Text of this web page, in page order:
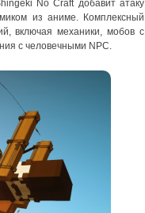
No Craft добавит атаку
из аниме. Комплексный
включая механики, мобов с
с человечными NPC.